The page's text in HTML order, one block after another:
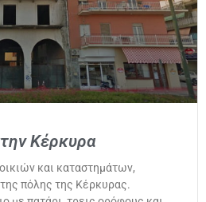
Κέρκυρα
και καταστημάτων,
πόλης της Κέρκυρας.